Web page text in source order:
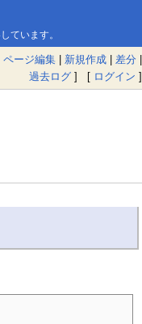
ています。
ページ編集 | 新規作成 | 差分 |
過去ログ ] [ ログイン ]